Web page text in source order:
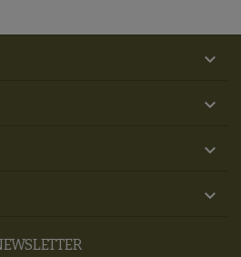



